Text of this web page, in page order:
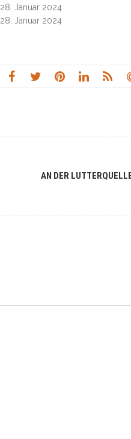
28. Januar 2024
28. Januar 2024
AN DER